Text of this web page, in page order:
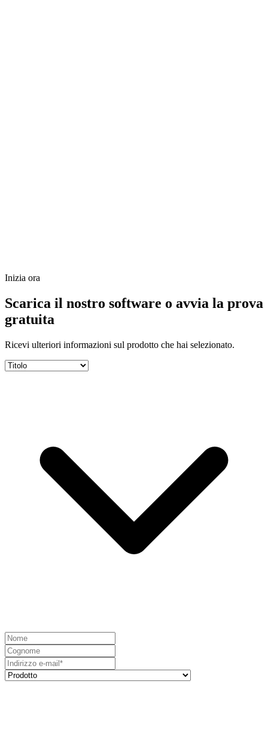
Inizia ora
Scarica il nostro software o avvia la prova
gratuita
Ricevi ulteriori informazioni sul prodotto che hai selezionato.